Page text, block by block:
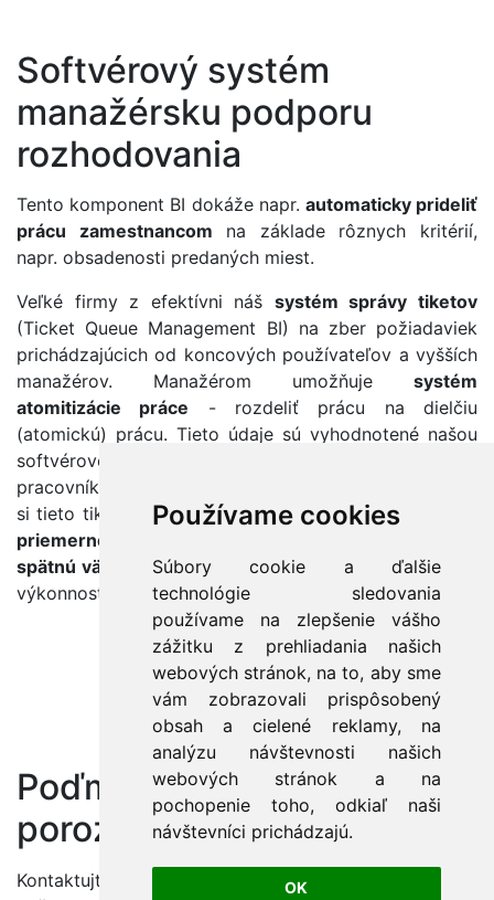
Používame cookies
Súbory cookie a ďalšie
technológie sledovania
používame na zlepšenie vášho
zážitku z prehliadania našich
webových stránok, na to, aby sme
vám zobrazovali prispôsobený
obsah a cielené reklamy, na
analýzu návštevnosti našich
webových stránok a na
pochopenie toho, odkiaľ naši
návštevníci prichádzajú.
OK
Softvérový systém
manažérsku podporu
rozhodovania
Tento komponent BI dokáže napr. automaticky prideliť
prácu zamestnancom na základe rôznych kritérií,
napr. obsadenosti predaných miest.
Veľké firmy z efektívni náš systém správy tiketov
(Ticket Queue Management BI) na zber požiadaviek
prichádzajúcich od koncových používateľov a vyšších
manažérov. Manažérom umožňuje systém
atomitizácie práce - rozdeliť prácu na dielčiu
(atomickú) prácu. Tieto údaje sú vyhodnotené našou
softvérovou komponentov a sú
pracovníkov, ktorá je na tieto úlohy
si tieto tikety
vyzdvihne a ich vykoná. Systém sleduje
priemerne časy vykonania tiketov
spätnú väzbu kvality práce . Je možné takto počítať aj
výkonnosť zamestnancov.
Poďme sa o tom
porozprávať
Kontaktujte nás a spoločne vyrobíme návrh vášho BI